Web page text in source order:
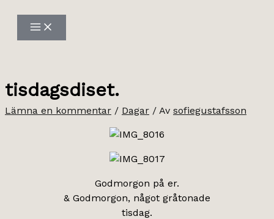
innehåll
tisdagsdiset.
Lämna en kommentar / Dagar / Av sofiegustafsson
Godmorgon på er.
& Godmorgon, något gråtonade
tisdag.